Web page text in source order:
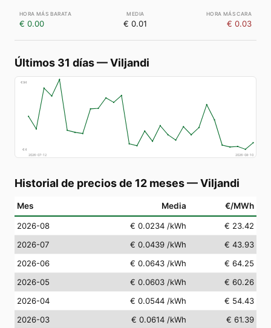
€ 0.00 € 0.01 € 0.03
Últimos 31 días—Viljandi
€94
€4
2026-07-12
2026-08-10
Historial de precios de 12 meses—Viljandi
Mes Media €/MWh
2026-08 € 0.0234 /kWh
€ 23.42
2026-07
€ 0.0439 /kWh
€ 43.93
2026-06
€ 0.0643 /kWh
€ 64.25
2026-05
€ 0.0603 /kWh
€ 60.26
2026-04
€ 0.0544 /kWh
€ 54.43
2026-03
€ 0.0614 /kWh
€ 61.39